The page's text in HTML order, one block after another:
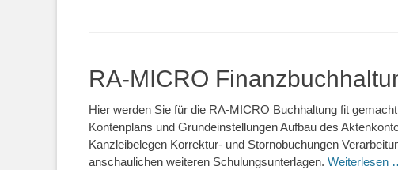
RA-MICRO
Hier werden Sie für die RA-MICRO Buchhaltung fit
Kontenplans und Grundeinstellungen Aufbau des
Kanzleibelegen Korrektur- und Stornobuchungen
anschaulichen weiteren Schulungsunterlagen. Weiterlesen